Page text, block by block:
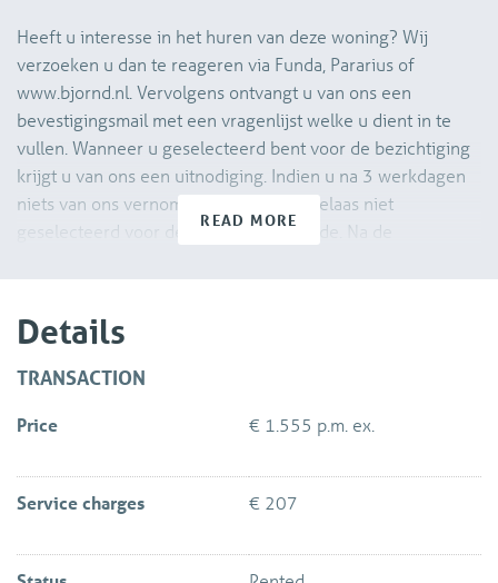
Heeft u interesse in het huren van deze woning? Wij
verzoeken u dan te reageren via Funda, Pararius of
www.bjornd.nl. Vervolgens ontvangt u van ons een
bevestigingsmail met een vragenlijst welke u dient in te
vullen. Wanneer u geselecteerd bent voor de bezichtiging
krijgt u van ons een uitnodiging. Indien u na 3 werkdagen
niets van ons vernomen heeft bent u helaas niet
geselecteerd voor de bezichtigingsronde. Na de
weten of u daadwerkelijk interesse heeft om de woning te
huren. Wij zullen uw verzoek aan de verhuurder
voorleggen.
balkon en eigen berging in de onderbouw, gelegen in de
opzichte van het winkelcentrum 'In de Hoven' en het
openbaar vervoer. Er is een goede aansluiting met de
READ MORE
Details
TRANSACTION
Price € 1.555 p.m. ex.
Service charges € 207